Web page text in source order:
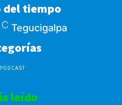
del tiempo
C Tegucigalpa
PODCAST
leído